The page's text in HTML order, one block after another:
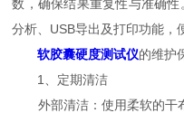
数，确保结果重复性与准确
分析、USB导出及打印功能，
软胶囊硬度测试仪的维护
1、定期清洁
外部清洁：使用柔软的干